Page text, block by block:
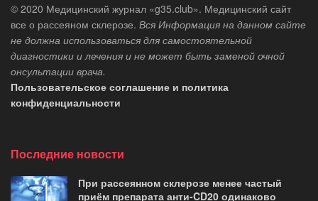
© 2020 Медицинский журнал «g35.club». Медицинский сайт
все о рассеяном склерозе. Вся Информация на данном сайте
не должна использоваться для самостоятельной
диагностики и лечения и не может быть заменой очной
онсультации врача.
Пользовательское соглашение и политика
конфиденциальности
Последние новости
При рассеянном склерозе менее частый
приём препарата анти-CD20 одинаково